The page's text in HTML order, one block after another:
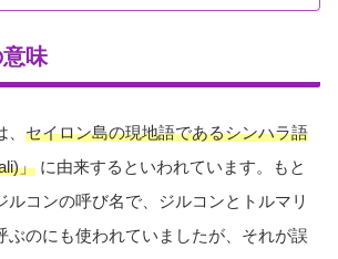
意味
セイロン島の現地語であるシンハラ語
」 に由来するといわれています。もと
ルコンの呼び名で、ジルコンとトルマリ
ぶのにも使われていましたが、それが誤